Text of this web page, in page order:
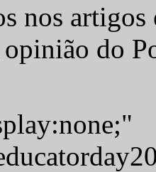
nos artigos
opinião do